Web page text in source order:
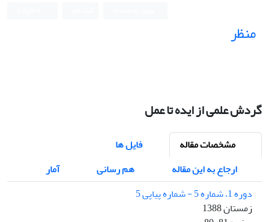
منظر
گردش علمی از ایده تا عمل
مشخصات مقاله
فایل ها
ارجاع به این مقاله
هم رسانی
آمار
دوره 1، شماره 5 - شماره پیاپی 5
زمستان 1388